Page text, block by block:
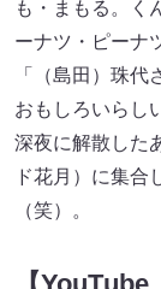
も・まもる。く
ーナツ・ピーナ
「（島田）珠
おもしろいらし
深夜に解散した
ド花月）に集合
（笑）。